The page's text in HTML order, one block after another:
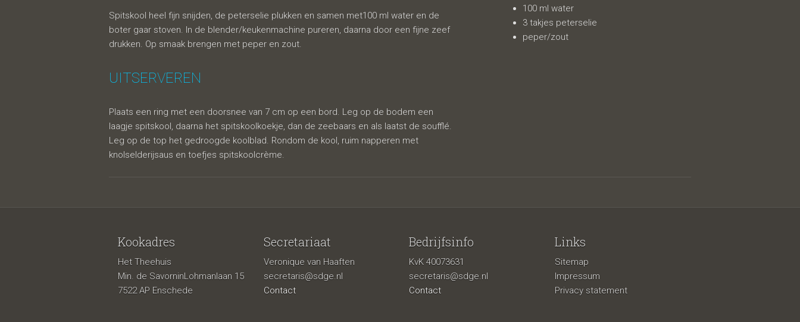
Spitskool heel fijn snijden, de peterselie plukken en samen met100 ml water en de
boter gaar stoven. In de blender/keukenmachine pureren, daarna door een fijne zeef
drukken. Op smaak brengen met peper en zout.
UITSERVEREN
Plaats een ring met een doorsnee van 7 cm op een bord. Leg op de bodem een
laagje spitskool, daarna het spitskoolkoekje, dan de zeebaars en als laatst de soufflé.
Leg op de top het gedroogde koolblad. Rondom de kool, ruim napperen met
knolselderijsaus en toefjes spitskoolcrème.
100 ml water
3 takjes peterselie
peper/zout
Kookadres
Het Theehuis
Min. de SavorninLohmanlaan 15
7522 AP Enschede
Secretariaat
Veronique van Haaften
secretaris@sdge.nl
Contact
Bedrijfsinfo
KvK 40073631
secretaris@sdge.nl
Contact
Links
Sitemap
Impressum
Privacy statement